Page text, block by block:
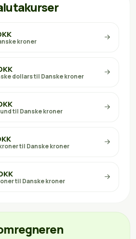
kroner
dollars til Danske kroner
til Danske kroner
til Danske kroner
til Danske kroner